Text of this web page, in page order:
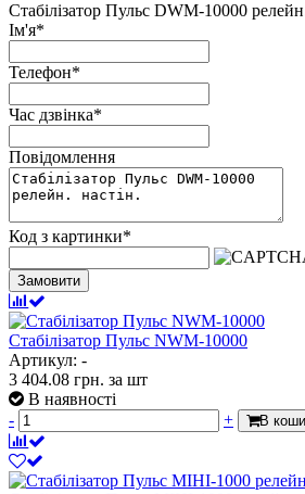
Стабілізатор Пульс DWM-10000
Ім'я*
Телефон*
Час дзвінка*
Повідомлення
Код з картинки*
Замовити
Стабілізатор Пульс NWM-10000
Артикул: -
3 404.08 грн. за шт
В наявності
-
+ В